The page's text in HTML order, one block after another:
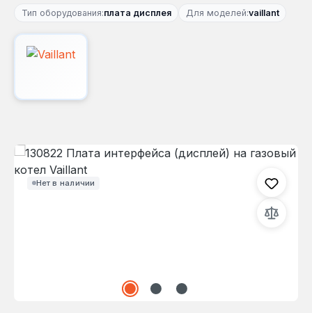
Тип оборудования:плата дисплея Для моделей:vaillant
Нет в наличии
Пропустить галерею изображений